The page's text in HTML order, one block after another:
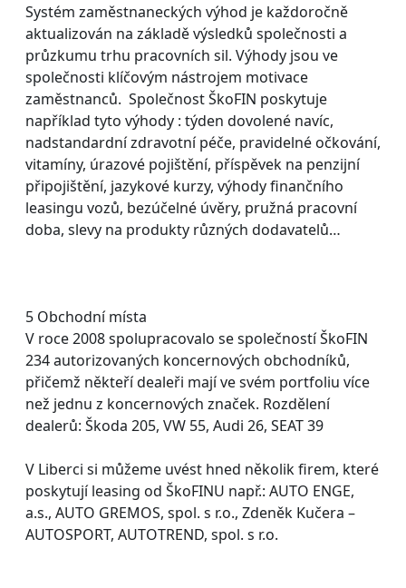
Systém zaměstnaneckých výhod je každoročně
aktualizován na základě výsledků společnosti a
průzkumu trhu pracovních sil. Výhody jsou ve
společnosti klíčovým nástrojem motivace
zaměstnanců. Společnost ŠkoFIN poskytuje
například tyto výhody : týden dovolené navíc,
nadstandardní zdravotní péče, pravidelné očkování,
vitamíny, úrazové pojištění, příspěvek na penzijní
připojištění, jazykové kurzy, výhody finančního
leasingu vozů, bezúčelné úvěry, pružná pracovní
doba, slevy na produkty různých dodavatelů…
5 Obchodní místa
V roce 2008 spolupracovalo se společností ŠkoFIN
234 autorizovaných koncernových obchodníků,
přičemž někteří dealeři mají ve svém portfoliu více
než jednu z koncernových značek. Rozdělení
dealerů: Škoda 205, VW 55, Audi 26, SEAT 39
V Liberci si můžeme uvést hned několik firem, které
poskytují leasing od ŠkoFINU např.: AUTO ENGE,
a.s., AUTO GREMOS, spol. s r.o., Zdeněk Kučera –
AUTOSPORT, AUTOTREND, spol. s r.o.